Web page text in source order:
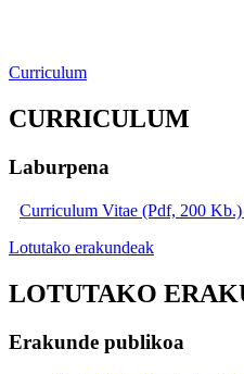
Curriculum
CURRICULUM
Laburpena
Curriculum Vitae (Pdf, 200 Kb.)
Lotutako erakundeak
LOTUTAKO
Erakunde publikoa